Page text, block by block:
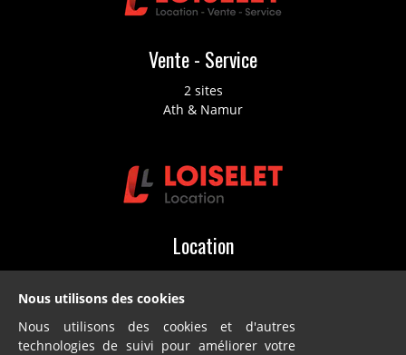
Vente - Service
2 sites
Ath & Namur
Location
2 sites
Ath & Namur
Nous utilisons des cookies
Nous utilisons des cookies et d'autres
technologies de suivi pour améliorer votre